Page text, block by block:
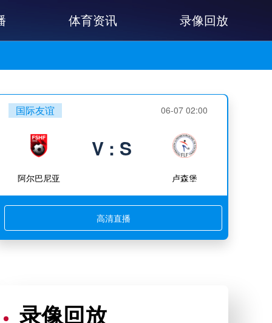
体育资讯 录像回放
国际友谊 06-07 02:00
阿尔巴尼亚
V : S
卢森堡
高清直播
录像回放